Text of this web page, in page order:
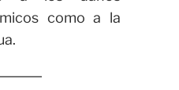
como a la